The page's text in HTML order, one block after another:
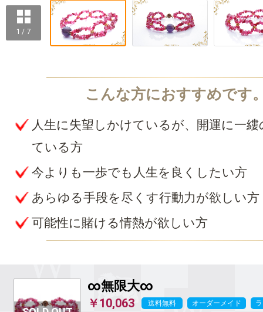
1 / 7
人生に失望しかけているが、開運に一
ている方
今よりも一歩でも人生を良くしたい方
あらゆる手段を尽くす行動力が欲しい方
可能性に賭ける情熱が欲しい方
∞無限大∞
￥10,063 送料無料 オーダーメイド